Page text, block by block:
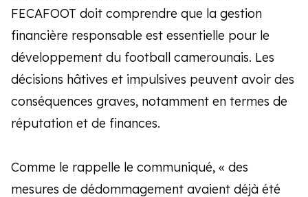
FECAFOOT doit comprendre que la gestion
financière responsable est essentielle pour le
développement du football camerounais. Les
décisions hâtives et impulsives peuvent avoir des
conséquences graves, notamment en termes de
réputation et de finances.
Comme le rappelle le communiqué, « des
mesures de dédommagement avaient déjà été